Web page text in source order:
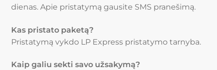
dienas. Apie pristatymą gausite SMS pranešimą.
Kas pristato paketą?
Pristatymą vykdo LP Express pristatymo tarnyba.
Kaip galiu sekti savo užsakymą?